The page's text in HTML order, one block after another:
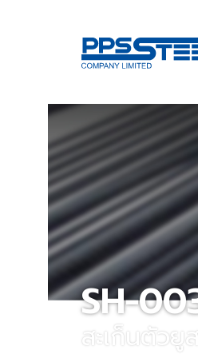
SH-
สะเก็นตัว